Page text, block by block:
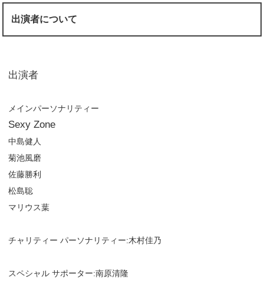
出演者について
出演者
メインパーソナリティー
Sexy Zone
中島健人
菊池風磨
佐藤勝利
松島聡
マリウス葉
チャリティー パーソナリティー:木村佳乃
スペシャル サポーター:南原清隆